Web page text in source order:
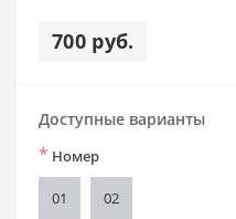
700 руб.
Доступные варианты
* Номер
01 02